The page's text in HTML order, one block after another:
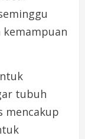
kemampuan
tubuh
mencakup